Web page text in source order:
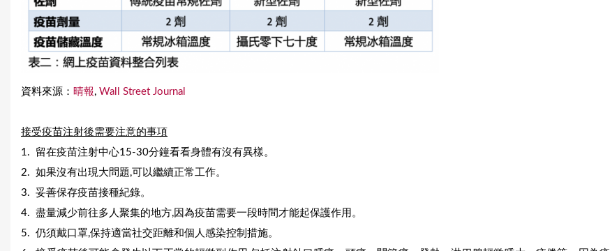
資料來源： 晴報, Wall Street Journal
接受疫苗注射後需要注意的事項
1. 留在疫苗注射中心15-30分鐘看看身體有沒有異樣。
2. 如果沒有出現大問題,可以繼續正常工作。
3. 妥善保存疫苗接種紀錄。
4. 盡量減少前往多人聚集的地方,因為疫苗需要一段時間才能起保護作用。
5. 仍須戴口罩,保持適當社交距離和個人感染控制措施。